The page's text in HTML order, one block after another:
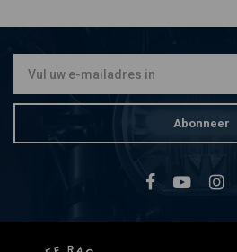
PT1/8x28 (M14x1,25x15mm)
Abonneer